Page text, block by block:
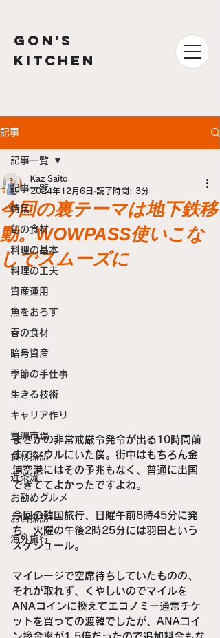
GON'S
kitchen
記事
記事一覧
特集
旬の食材
料理の基本
料理の工夫
資産運用
魚をおろす
春の食材
暗号資産
季節の手仕事
生きる技術
キャリア作り
豊洲市場
食材探訪
近茶流
お勧めグルメ
お店探訪
海外旅行
記事一覧
今回の裏テーマは地下鉄移
動。WOWPASS使いこな
しでスムーズに
Kaz Saito
2024年12月6日 読了時間: 3分
まさかの非常戒厳令発令が出る10時間前
までソウルにいた僕。街中はもちろん金
浦空港にはその予兆もなく、普通に出国
できててよかったですよね。
今回の韓国旅行、日曜午前8時45分に発
ち、火曜の午後2時25分には羽田という
スケジュール。
マイレージで空席待ちしていたものの、
それが取れず、くやしいのでマイルを
ANAコインに換えてエコノミー通常チケ
ットを買っての渡韓でしたが、ANAコイ